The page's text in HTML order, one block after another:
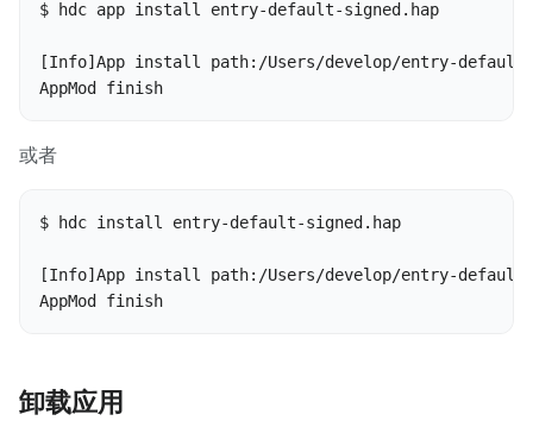
$ hdc app install entry-default-signed.hap
[Info]App install path:/Users/develop/entry-
AppMod finish
或者
$ hdc install entry-default-signed.hap
[Info]App install path:/Users/develop/entry-
AppMod finish
卸载应用